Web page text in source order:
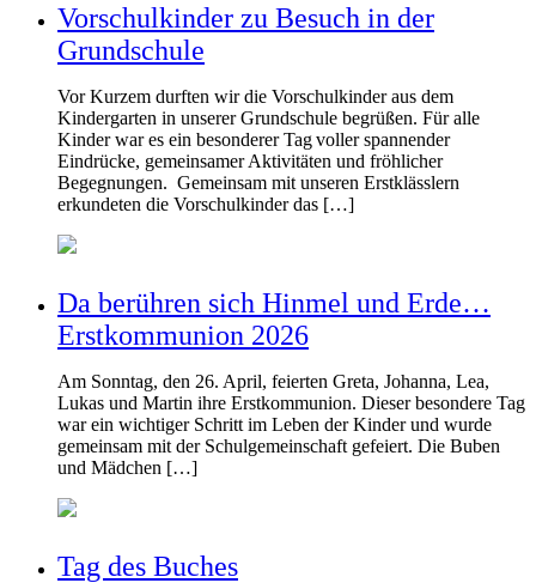
Vorschulkinder zu Besuch in der
Grundschule
Vor Kurzem durften wir die Vorschulkinder aus dem
Kindergarten in unserer Grundschule begrüßen. Für alle
Kinder war es ein besonderer Tag voller spannender
Eindrücke, gemeinsamer Aktivitäten und fröhlicher
Begegnungen. Gemeinsam mit unseren Erstklässlern
erkundeten die Vorschulkinder das […]
Da berühren sich Hinmel und Erde…
Erstkommunion 2026
Am Sonntag, den 26. April, feierten Greta, Johanna, Lea,
Lukas und Martin ihre Erstkommunion. Dieser besondere Tag
war ein wichtiger Schritt im Leben der Kinder und wurde
gemeinsam mit der Schulgemeinschaft gefeiert. Die Buben
und Mädchen […]
Tag des Buches